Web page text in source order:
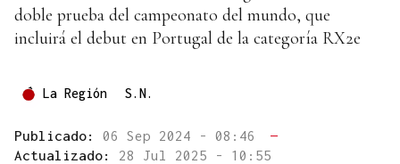
doble prueba del campeonato del mundo, que
incluirá el debut en Portugal de la categoría RX2e
La Región S.N.
Publicado: 06 Sep 2024 - 08:46
—
Actualizado: 28 Jul 2025 - 10:55